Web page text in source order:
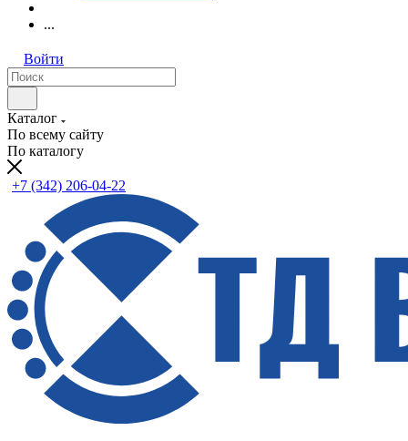
...
Войти
Каталог
По всему сайту
По каталогу
+7 (342) 206-04-22